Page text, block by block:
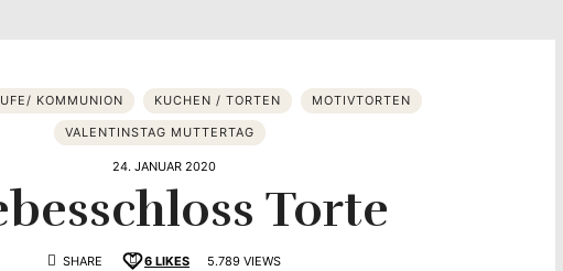
KOMMUNION KUCHEN / TORTEN MOTIVTORTEN
VALENTINSTAG MUTTERTAG
24. JANUAR 2020
Torte
SHARE 6 LIKES 5.789 VIEWS